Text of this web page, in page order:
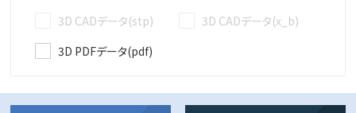
3D CADデータ(stp)
3D CADデータ(x_b)
3D PDFデータ(pdf)